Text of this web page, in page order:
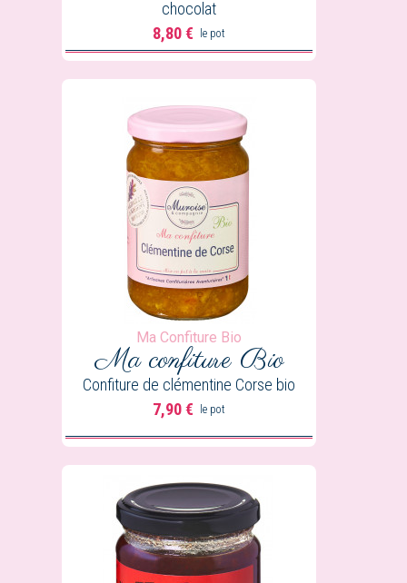
chocolat
Prix
8,80 € le pot
Ma Confiture Bio
Ma confiture Bio
Confiture de clémentine Corse bio
Prix
7,90 € le pot